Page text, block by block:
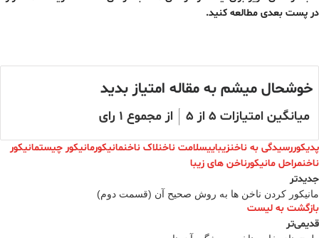
در پست بعدی مطالعه کنید.
خوشحال میشم به مقاله امتیاز بدید
میانگین امتیازات ۵ از ۵ از مجموع ۱ رای
پدیکوررسیدگی به ناخنزیباییسلامت ناخنلاک ناخنمانیکورمانیکور چیستمانیکور
ناخنمراحل مانیکورناخن های زیبا
جدیدتر
مانیکور کردن ناخن ها به روش صحیح آن (قسمت دوم)
بازگشت به لیست
قدیمی‌تر